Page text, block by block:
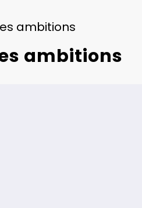
ambitions
ambitions